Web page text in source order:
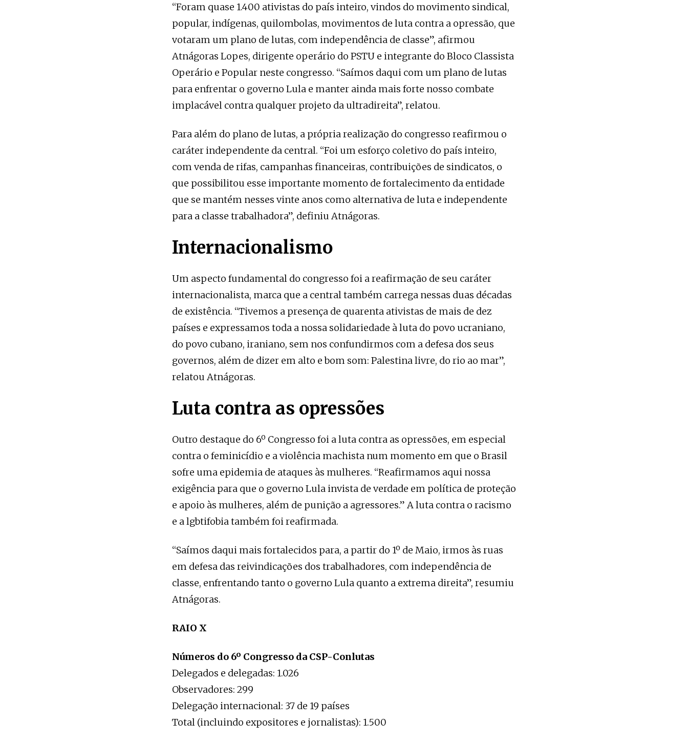
“Foram quase 1.400 ativistas do país inteiro, vindos do movimento sindical,
popular, indígenas, quilombolas, movimentos de luta contra a opressão, que
votaram um plano de lutas, com independência de classe”, afirmou
Atnágoras Lopes, dirigente operário do PSTU e integrante do Bloco Classista
Operário e Popular neste congresso. “Saímos daqui com um plano de lutas
para enfrentar o governo Lula e manter ainda mais forte nosso combate
implacável contra qualquer projeto da ultradireita”, relatou.
Para além do plano de lutas, a própria realização do congresso reafirmou o
caráter independente da central. “Foi um esforço coletivo do país inteiro,
com venda de rifas, campanhas financeiras, contribuições de sindicatos, o
que possibilitou esse importante momento de fortalecimento da entidade
que se mantém nesses vinte anos como alternativa de luta e independente
para a classe trabalhadora”, definiu Atnágoras.
Internacionalismo
Um aspecto fundamental do congresso foi a reafirmação de seu caráter
internacionalista, marca que a central também carrega nessas duas décadas
de existência. “Tivemos a presença de quarenta ativistas de mais de dez
países e expressamos toda a nossa solidariedade à luta do povo ucraniano,
do povo cubano, iraniano, sem nos confundirmos com a defesa dos seus
governos, além de dizer em alto e bom som: Palestina livre, do rio ao mar”,
relatou Atnágoras.
Luta contra as opressões
Outro destaque do 6º Congresso foi a luta contra as opressões, em especial
contra o feminicídio e a violência machista num momento em que o Brasil
sofre uma epidemia de ataques às mulheres. “Reafirmamos aqui nossa
exigência para que o governo Lula invista de verdade em política de proteção
e apoio às mulheres, além de punição a agressores.” A luta contra o racismo
e a lgbtifobia também foi reafirmada.
“Saímos daqui mais fortalecidos para, a partir do 1º de Maio, irmos às ruas
em defesa das reivindicações dos trabalhadores, com independência de
classe, enfrentando tanto o governo Lula quanto a extrema direita”, resumiu
Atnágoras.
RAIO X
Números do 6º Congresso da CSP-Conlutas
Delegados e delegadas: 1.026
Observadores: 299
Delegação internacional: 37 de 19 países
Total (incluindo expositores e jornalistas): 1.500